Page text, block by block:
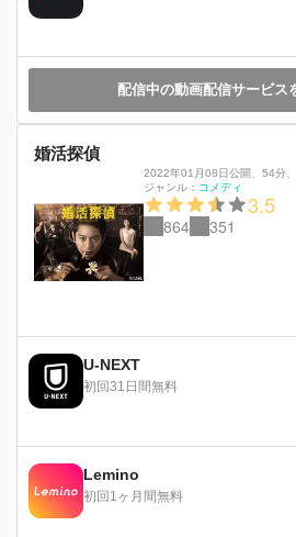
番”（軽薄で、空気の
ゆされる場所で・・・
イツから帰国する。 主
ちょっとした身なりや
者の病状など情報を全
を持ち併せる。人たら
者から院内の情報を収
歯に衣着せぬ無頓着な
榊原は、日本を代表す
る手術は素早く正確で
番組に密着もされるほ
超エリート医師。外科
期外科部長の座も期待
を鋭い視線で見つめる
井は榊原に絡み、業務
暮総合病院に来たのも
配信中の動画配信サービス
婚活探偵
2022年01月08日公開 54分
ジャンル： コメディ
3.5
864 351
U-NEXT
初回31日間無料
Lemino
初回1ヶ月間無料